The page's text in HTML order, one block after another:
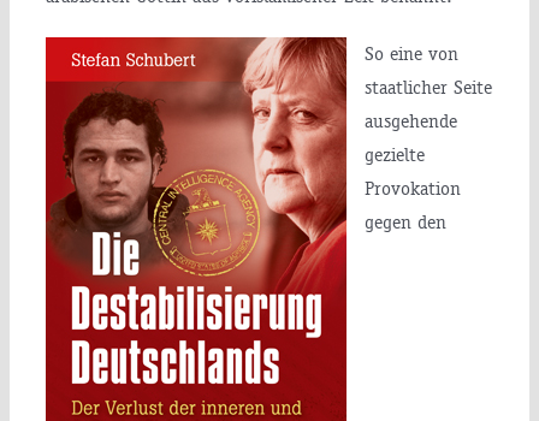
So eine von
staatlicher Seite
ausgehende
gezielte
Provokation
gegen den